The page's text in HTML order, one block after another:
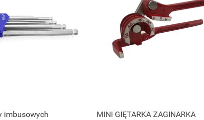
imbusowych
MINI GIĘTARKA ZAGINARKA